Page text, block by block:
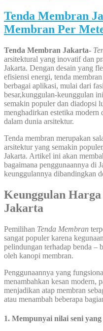
Tenda Membran
Membran Per
Tenda Membran Jakarta-
arsitektural yang inovatif dan
Jakarta. Dengan desain yang
efisiensi energi, tenda
berbagai aplikasi, mulai dari
besar,kunggulan-keunggulan
semakin populer dan diadopsi
menghadirkan estetika modern
dalam dunia arsitektur.
Tenda membran merupakan
arsitektur yang semakin
Jakarta. Artikel ini akan
bagaimana penggunaannya di
keunggulannya dibandingkan
Keunggulan
Jakarta
Pemilihan Tenda Membran
sangat populer karena
pelindungan terhadap benda –
oleh kanopi membran.
Penggunaannya yang
menambahkan kesan modern,
menjadikan atap membran
atau menambah beberapa
1. Mempunyai nilai seni